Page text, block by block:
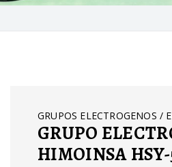
GRUPOS ELECTROGENOS /
GRUPO
HIMOINSA